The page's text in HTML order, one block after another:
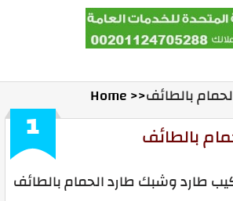
Home >>بالطائف
1 بالطائف
طارد وشبك طارد الحمام بالطائف